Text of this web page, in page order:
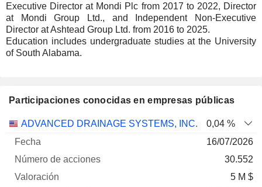
Executive Director at Mondi Plc from 2017 to 2022, Director
at Mondi Group Ltd., and Independent Non-Executive
Director at Ashtead Group Ltd. from 2016 to 2025.
Education includes undergraduate studies at the University
of South Alabama.
Participaciones conocidas en empresas públicas
Empresa
Número
valoración
ADVANCED DRAINAGE SYSTEMS, INC.
0,04 %
16/07/2026
30.552
5 M $